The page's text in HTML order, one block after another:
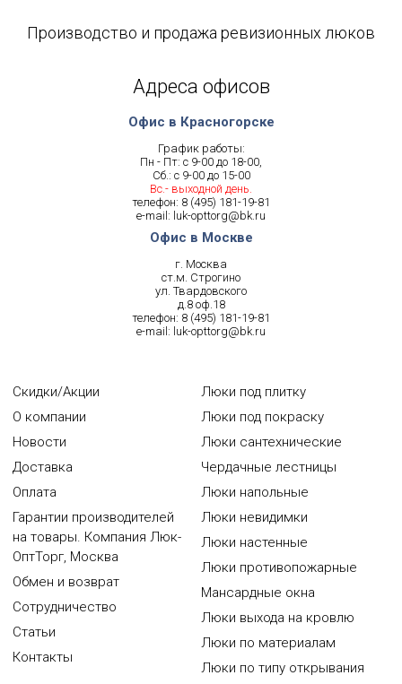
Производство и продажа ревизионных люков
Адреса офисов
Офис в Красногорске
График работы:
Пн - Пт: с 9-00 до 18-00,
Сб.: с 9-00 до 15-00
Вс.- выходной день.
телефон: 8 (495) 181-19-81
e-mail: luk-opttorg@bk.ru
Офис в Москве
г. Москва
ст.м. Строгино
ул. Твардовского
д.8 оф.18
телефон: 8 (495) 181-19-81
e-mail: luk-opttorg@bk.ru
Скидки/Акции
О компании
Новости
Доставка
Оплата
Гарантии производителей
на товары. Компания Люк-
ОптТорг, Москва
Обмен и возврат
Сотрудничество
Статьи
Контакты
Люки под плитку
Люки под покраску
Люки сантехнические
Чердачные лестницы
Люки напольные
Люки невидимки
Люки настенные
Люки противопожарные
Мансардные окна
Люки выхода на кровлю
Люки по материалам
Люки по типу открывания